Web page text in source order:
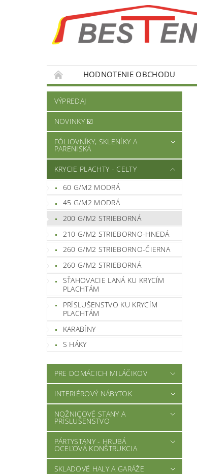
HODNOTENIE OBCHODU
VÝPREDAJ
NOVINKY ☑️
FÓLIOVNÍKY, SKLENÍKY A
PARENISKÁ
KRYCIE PLACHTY - CELTY
60 G/M2 MODRÁ
45 G/M2 MODRÁ
200 G/M2 STRIEBORNÁ
210 G/M2 STRIEBORNO-HNEDÁ
260 G/M2 STRIEBORNO-ČIERNA
260 G/M2 STRIEBORNÁ
SŤAHOVACIE LANÁ KU KRYCÍM
PLACHTÁM
PRÍSLUŠENSTVO KU KRYCÍM
PLACHTÁM
KARABÍNY
S HÁKY
PRE DOMÁCICH MILÁČIKOV
INTERIÉROVÝ NÁBYTOK
NOŽNICOVÉ STANY A
PRÍSLUŠENSTVO
PÁRTYSTANY - HRUBÁ
OCEĽOVÁ KONŠTRUKCIA
SKLADOVÉ HALY A GARÁŽE